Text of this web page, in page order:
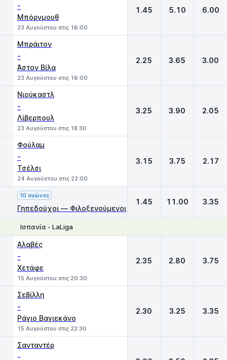
-
Μπόρνμουθ
23 Αυγούστου στις 16:00
1.45 5.10 6.00
Μπράιτον
-
Άστον Βίλα
23 Αυγούστου στις 16:00
2.25 3.65 3.00
Νιούκαστλ
-
Λίβερπουλ
23 Αυγούστου στις 18:30
3.25 3.90 2.05
Φούλαμ
-
Τσέλσι
24 Αυγούστου στις 22:00
3.15 3.75 2.17
10 αγώνες
Γηπεδούχοι — Φιλοξενούμενοι
1.45 11.00 3.35
Ισπανία - LaLiga
Αλαβές
-
Χετάφε
15 Αυγούστου στις 20:30
2.35 2.80 3.75
Σεβίλλη
-
Ράγιο Βαγιεκάνο
15 Αυγούστου στις 22:30
2.30 3.25 3.35
Σανταντέρ
-